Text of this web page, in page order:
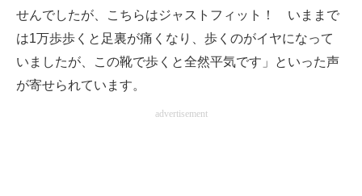
せんでしたが、こちらはジャストフィット！ いままで
は1万歩歩くと足裏が痛くなり、歩くのがイヤになって
いましたが、この靴で歩くと全然平気です」といった声
が寄せられています。
advertisement